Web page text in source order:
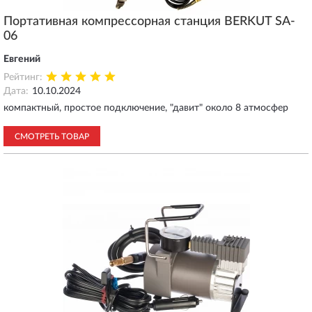
Портативная компрессорная станция BERKUT SA-
06
Евгений
Рейтинг:
Дата: 10.10.2024
компактный, простое подключение, "давит" около 8 атмосфер
СМОТРЕТЬ ТОВАР